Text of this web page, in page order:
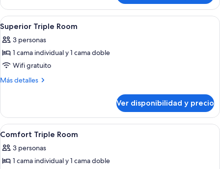
Suite
Ver
todas
las
fotos
de
Superior
Habitación de hotel con cama,
7
Superior Triple Room
3 personas
1 cama individual y 1 cama doble
Wifi gratuito
Más detalles
Más
Triple
Room
Ver disponibilidad y precio
Ver
todas
las
fotos
Habitación de hotel con cama,
5
Comfort Triple Room
3 personas
1 cama individual y 1 cama doble